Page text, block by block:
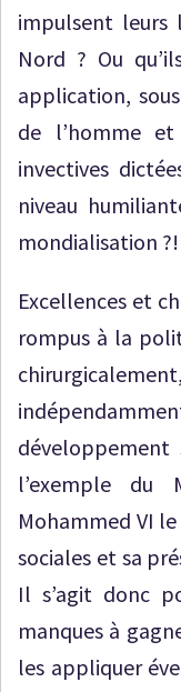
impulsent leurs
Nord ? Ou
application,
de l’homme
invectives
niveau
mondialisation ?!
Excellences et
rompus à la
l’exemple du
Mohammed VI
sociales et sa
Il s’agit donc
manques à
les appliquer